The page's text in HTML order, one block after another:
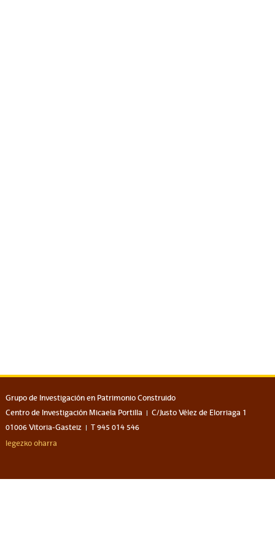
Grupo de Investigación en Patrimonio Construido
Centro de Investigación Micaela Portilla
C/Justo Vélez de Elorriaga 1
01006 Vitoria-Gasteiz
T 945 014 546
legezko oharra